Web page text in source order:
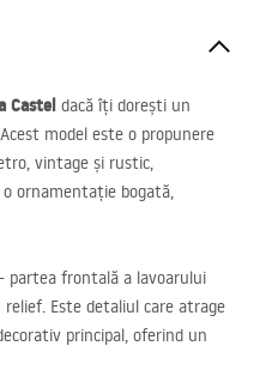
Castel dacă îți dorești un
model este o propunere
vintage și rustic,
ornamentație bogată,
partea frontală a lavoarului
Este detaliul care atrage
principal, oferind un